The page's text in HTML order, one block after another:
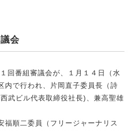
会
回番組審議会が、１月１４日（水
内で行われ、片岡直子委員長（詩
武ビル代表取締役社長)、兼高聖雄
福順二委員（フリージャーナリス